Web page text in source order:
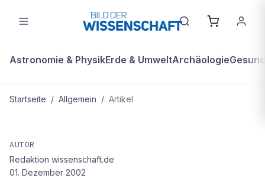
Astronomie & PhysikErde & UmweltArchäologie
Startseite / Allgemein / Artikel
Mit den Augen schreiben
AUTOR
Redaktion wissenschaft.de
01. Dezember 2002